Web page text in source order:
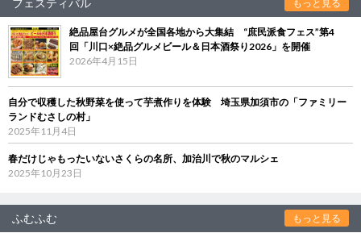
フェスティバル もっと見る
絶品屋台グルメが全国各地から大集結 “庶民派食フェス”第4
回「川口×絶品グルメビール＆日本酒祭り2026」を開催
2026年4月15日
自分で収穫した秋野菜を使って芋煮作りを体験 埼玉県加須市の「ファミリー
ランドむさしの村」
2025年11月4日
春だけじゃもったいないさくらの名所、加治川で秋のマルシェ
2025年10月23日
ふむふむ もっと見る